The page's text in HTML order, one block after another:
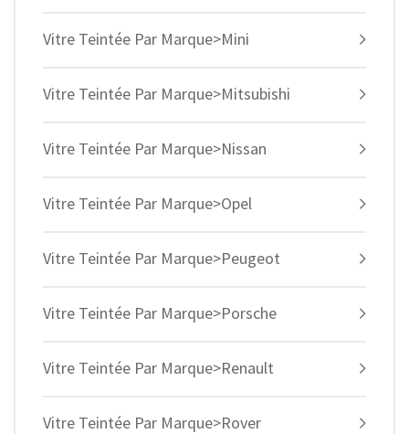
Vitre Teintée Par Marque>Mini
Vitre Teintée Par Marque>Mitsubishi
Vitre Teintée Par Marque>Nissan
Vitre Teintée Par Marque>Opel
Vitre Teintée Par Marque>Peugeot
Vitre Teintée Par Marque>Porsche
Vitre Teintée Par Marque>Renault
Vitre Teintée Par Marque>Rover